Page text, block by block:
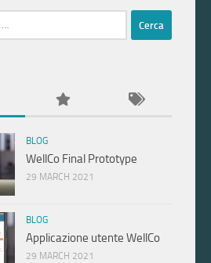
BLOG
WellCo Final Prototype
29 MARCH 2021
BLOG
Applicazione utente WellCo
29 MARCH 2021